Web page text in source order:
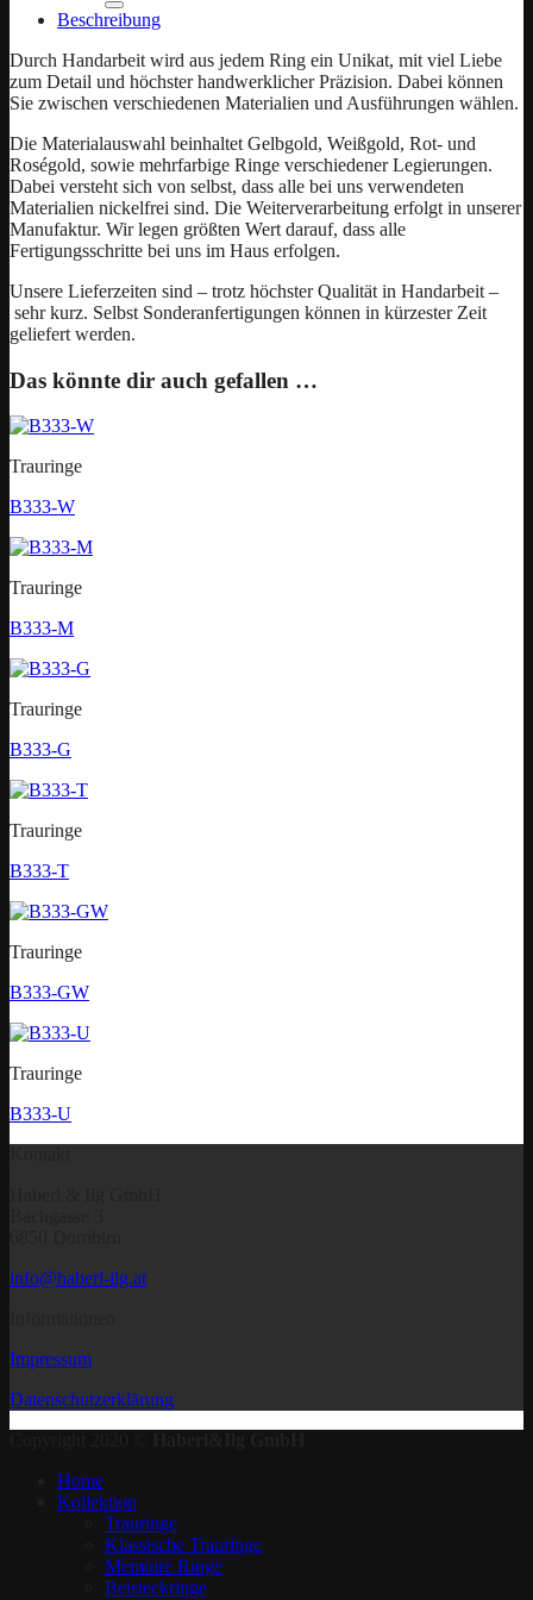
Beschreibung
Durch Handarbeit wird aus jedem Ring ein Unikat, mit viel Liebe
zum Detail und höchster handwerklicher Präzision. Dabei können
Sie zwischen verschiedenen Materialien und Ausführungen wählen.
Die Materialauswahl beinhaltet Gelbgold, Weißgold, Rot- und
Roségold, sowie mehrfarbige Ringe verschiedener Legierungen.
Dabei versteht sich von selbst, dass alle bei uns verwendeten
Materialien nickelfrei sind. Die Weiterverarbeitung erfolgt in unserer
Manufaktur. Wir legen größten Wert darauf, dass alle
Fertigungsschritte bei uns im Haus erfolgen.
Unsere Lieferzeiten sind – trotz höchster Qualität in Handarbeit –
sehr kurz. Selbst Sonderanfertigungen können in kürzester Zeit
geliefert werden.
Das könnte dir auch gefallen …
Trauringe
B333-W
Trauringe
B333-M
Trauringe
B333-G
Trauringe
B333-T
Trauringe
B333-GW
Trauringe
B333-U
info@haberl-ilg.at
Impressum
Datenschutzerklärung
Home
Kollektion
Trauringe
Klassische Trauringe
Memoire Ringe
Beisteckringe